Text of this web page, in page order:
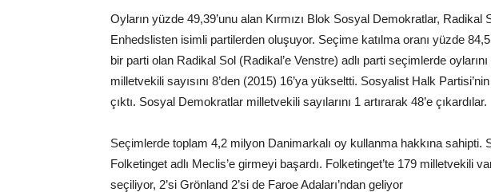
Oyların yüzde 49,39’unu alan Kırmızı Blok Sosyal Demokratlar,
Enhedslisten isimli partilerden oluşuyor. Seçime katılma oranı yüzde
bir parti olan Radikal Sol (Radikal’e Venstre) adlı parti seçimlerde
milletvekili sayısını 8’den (2015) 16’ya yükseltti. Sosyalist Halk
çıktı. Sosyal Demokratlar milletvekili sayılarını 1 artırarak 48’e çıkardılar.
Seçimlerde toplam 4,2 milyon Danimarkalı oy kullanma hakkına sahipti.
Folketinget adlı Meclis’e girmeyi başardı. Folketinget’te 179 milletvekili
seçiliyor, 2’si Grönland 2’si de Faroe Adaları’ndan geliyor